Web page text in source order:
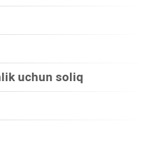
uchun soliq